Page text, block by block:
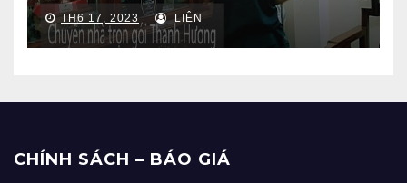
TH6 17, 2023 LIÊN
CHÍNH SÁCH – BÁO GIÁ